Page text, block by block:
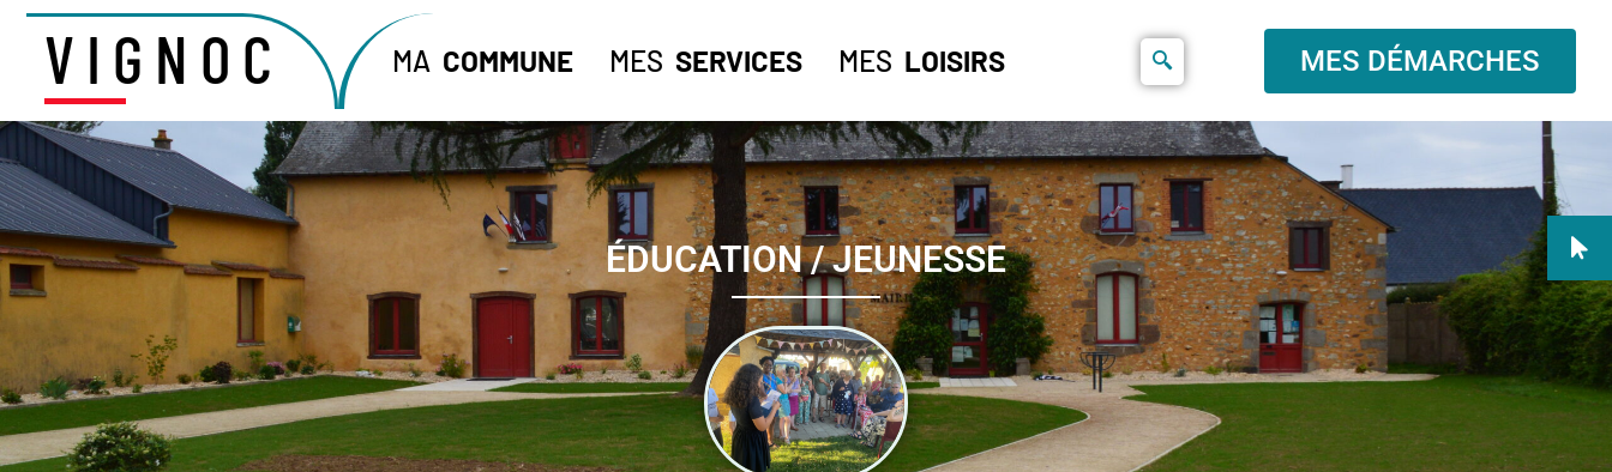
VIGNOC MA COMMUNE MES SERVICES MES LOISIRS MES DÉMARCHES
ÉDUCATION / JEUNESSE